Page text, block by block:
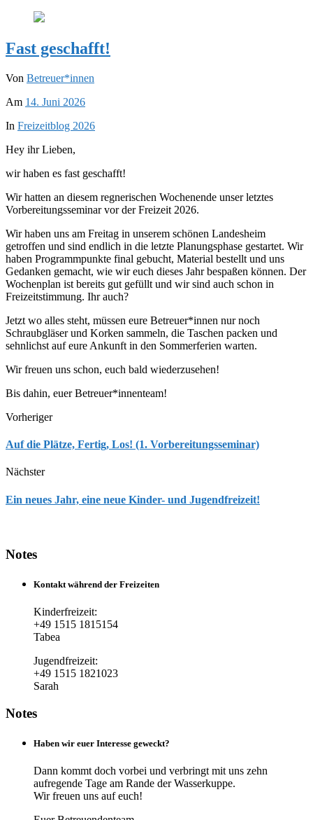
Fast geschafft!
Von Betreuer*innen
Am 14. Juni 2026
In Freizeitblog 2026
Hey ihr Lieben,
wir haben es fast geschafft!
Wir hatten an diesem regnerischen Wochenende unser letztes
Vorbereitungsseminar vor der Freizeit 2026.
Wir haben uns am Freitag in unserem schönen Landesheim
getroffen und sind endlich in die letzte Planungsphase gestartet. Wir
haben Programmpunkte final gebucht, Material bestellt und uns
Gedanken gemacht, wie wir euch dieses Jahr bespaßen können. Der
Wochenplan ist bereits gut gefüllt und wir sind auch schon in
Freizeitstimmung. Ihr auch?
Jetzt wo alles steht, müssen eure Betreuer*innen nur noch
Schraubgläser und Korken sammeln, die Taschen packen und
sehnlichst auf eure Ankunft in den Sommerferien warten.
Wir freuen uns schon, euch bald wiederzusehen!
Bis dahin, euer Betreuer*innenteam!
Vorheriger
Auf die Plätze, Fertig, Los! (1. Vorbereitungsseminar)
Nächster
Ein neues Jahr, eine neue Kinder- und Jugendfreizeit!
Notes
Kontakt während der Freizeiten
Kinderfreizeit:
+49 1515 1815154
Tabea
Jugendfreizeit:
+49 1515 1821023
Sarah
Notes
Haben wir euer Interesse geweckt?
Dann kommt doch vorbei und verbringt mit uns zehn
aufregende Tage am Rande der Wasserkuppe.
Wir freuen uns auf euch!